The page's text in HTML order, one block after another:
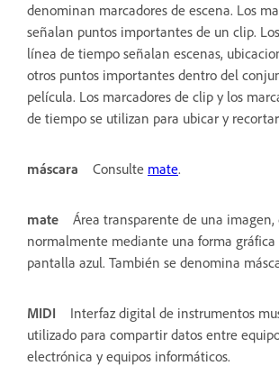
denominan marcadores de escena. Los
señalan puntos importantes de un clip.
línea de tiempo señalan escenas,
otros puntos importantes dentro del
película. Los marcadores de clip y los
de tiempo se utilizan para ubicar y
máscara Consulte mate.
mate
Área transparente de una imagen,
normalmente mediante una forma gráfica
pantalla azul. También se denomina
MIDI
Interfaz digital de instrumentos
utilizado para compartir datos entre
electrónica y equipos informáticos.